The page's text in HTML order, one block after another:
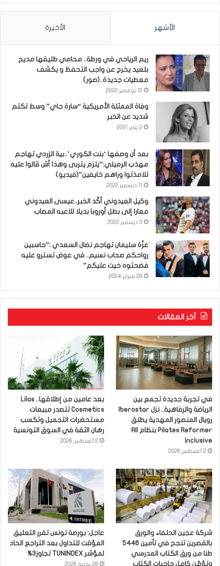
الأشهر الأخيرة
ريم الرياحي في ورطة.. محامي طليقها مديح
بلعيد يخرج عن واجب التحفظ و يكشف
معطيات جديدة..(صور)
13 نوفمبر 2022
وفاة الممثلة الأمريكية “سارة جاي” وسط تكتم
شديد عن الخبر
2 يناير 2021
بعد أن وصفها ‘بنت الكوري’..بية الزردي تهاجم
مهذب الرميلي:”يلزم يتربى وهذا أش قالوا عليه
تلامذتوا وراهم خايفين”(فيديو)
وكيل العيدوني أكّد الخبر..عيسى العيدوني
معارا إلى بطل أوروبا بديلا للاعبه المصاب
3 ديسمبر 2022
عزّة سليمان تهاجم نضال السعدي :”حاسبين
رواحكم صحاب نسيم.. في عوض تسترو عليه
فضحتوه خيت عليكم”
29 فبراير 2024
آخر المقالات
في تجربة جديدة تجمع بين
رويال المنصور المهدية يطلق
Pilates Reformer بنظام All
Inclusive
2 أغسطس 2026
بعد عامين من إطلاقها.. Lilas
Cosmetics تتصدر مبيعات
مستحضرات التجميل وتكسب
رهان الثقة في السوق التونسية
2 أغسطس 2026
شركة عجين الحلفاء والورق
بالقصرين تنجح في تأمين 5446
طنا من ورق الكتاب المدرسي
وتؤمّن كامل حاجيات الكتاب
عاجل: بورصة تونس تقرر التعليق
المؤقت للتداول بعد التراجع الحاد
لمؤشر TUNINDEX تجاوز3%
28 يوليو 2026